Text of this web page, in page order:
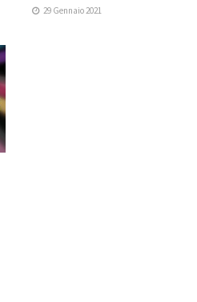
29 Gennaio 2021